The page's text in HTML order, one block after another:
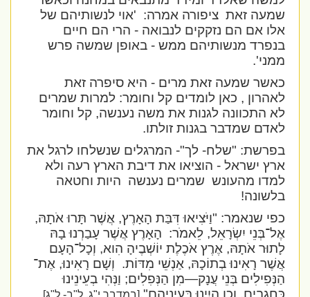
שמעה זאת ציפורה אמרה: 'אוי לנשותיהם של
אלו אם הם נזקקים לנבואה - הרי הם חיים
בנפרד מנשותיהם ממש - באופן שמשה פרש
ממני'.
כאשר שמעה זאת מרים - היא סיפרה זאת
לאהרון , כאן לומדים קל וחומר: למרות שמרים
לא התכוונה לגנות את משה נענשה, קל וחומר
לאדם שמדבר בגנות זולתו.
בפרשת: "שלח- לך"- המרגלים שנשלחו לרגל את
ארץ ישראל - הוציאו את דיבת הארץ רעה ולא
למדו מהעונש שמרים נענשה היות וחטאה
בלשונה!
כפי שנאמר:"וַיֹּצִיאוּ דִּבַּת הָאָרֶץ, אֲשֶׁר תָּרוּ אֹתָהּ,
אֶל־בְּנֵי יִשְׂרָאֵל, לֵאמֹר: הָאָרֶץ אֲשֶׁר עָבַרְנוּ בָהּ
לָתוּר אֹתָהּ, אֶרֶץ אֹכֶלֶת יוֹשְׁבֶיהָ הִוא, וְכָל־הָעָם
אֲשֶׁר רָאִינוּ בְתוֹכָהּ, אַנְשֵׁי מִדּוֹת. וְשָׁם רָאִינוּ, אֶת־
הַנְּפִילִים בְּנֵי עֲנָק—מִן הַנְּפִלִים; וַנְּהִי בְעֵינֵינוּ
כַּחֲגָבִים, וְכֵן הָיִינוּ בְּעֵינֵיהֶם".[במדבר י"ג, ל"ב- ל"ג]